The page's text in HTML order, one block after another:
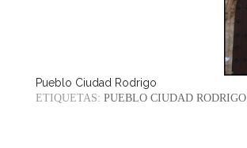
Pueblo Ciudad Rodrigo
ETIQUETAS: PUEBLO CIUDAD RODRIGO